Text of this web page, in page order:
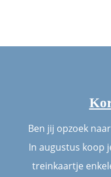
Ben jij opzoek
In augustus koop
treinkaartje